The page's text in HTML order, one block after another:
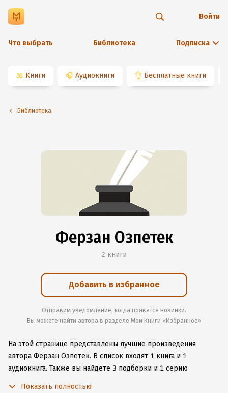
Что выбрать Библиотека Подписка
Войти
📖 Книги 🎧 Аудиокниги 👌 Бесплатные книги
Библиотека
Ферзан Озпетек
2 книги
Добавить в избранное
Отправим уведомление, когда появятся новинки.
Вы можете найти автора в разделе Мои Книги «Избранное»
На этой странице представлены лучшие произведения
автора Ферзан Озпетек. В список входят 1 книга и 1
аудиокнига. Также вы найдете 3 подборки и 1 серию
Показать полностью